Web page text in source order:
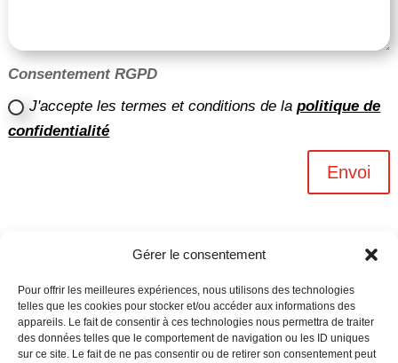
Gérer le consentement
Pour offrir les meilleures expériences, nous utilisons des technologies
telles que les cookies pour stocker et/ou accéder aux informations des
appareils. Le fait de consentir à ces technologies nous permettra de traiter
des données telles que le comportement de navigation ou les ID uniques
sur ce site. Le fait de ne pas consentir ou de retirer son consentement peut
Consentement RGPD
J'accepte les termes et conditions de lapolitique de
confidentialité
Envoi